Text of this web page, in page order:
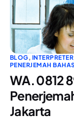
BLOG, INTERPRETER
PENERJEMAH
WA. 0812
Jakarta